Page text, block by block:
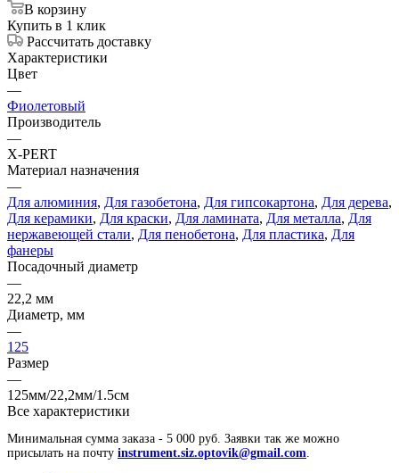
В корзину
Купить в 1 клик
Рассчитать доставку
Характеристики
Цвет
—
Фиолетовый
Производитель
—
X-PERT
Материал назначения
—
Для алюминия, Для газобетона, Для гипсокартона, Для дерева,
Для керамики, Для краски, Для ламината, Для металла, Для
нержавеющей стали, Для пенобетона, Для пластика, Для
фанеры
Посадочный диаметр
—
22,2 мм
Диаметр, мм
—
125
Размер
—
125мм/22,2мм/1.5см
Все характеристики
Минимальная сумма заказа - 5 000 руб. Заявки так же можно
присылать на почту instrument.siz.optovik@gmail.com